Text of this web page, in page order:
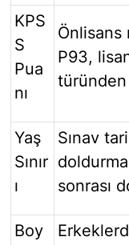
KPS
S
Pua
nı
Önlisans
P93,
türünden
Yaş
Sınır
ı
Sınav
sonrası
Boy